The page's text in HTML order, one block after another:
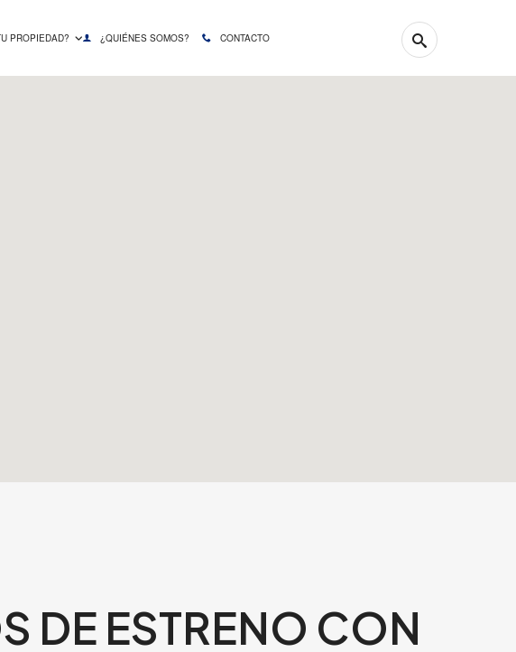
PROPIEDAD? ¿QUIÉNES SOMOS? CONTACTO
DE ESTRENO CON